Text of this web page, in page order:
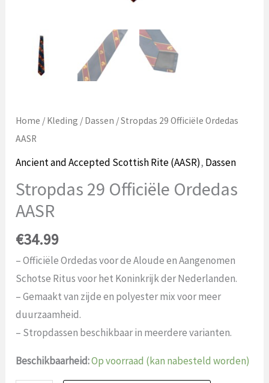
Home / Kleding / Dassen / Stropdas 29 Officiële Ordedas
AASR
Ancient and Accepted Scottish Rite (AASR), Dassen
Stropdas 29 Officiële Ordedas
AASR
€34.99
– Officiële Ordedas voor de Aloude en Aangenomen
Schotse Ritus voor het Koninkrijk der Nederlanden.
– Gemaakt van zijde en polyester mix voor meer
duurzaamheid.
– Stropdassen beschikbaar in meerdere varianten.
Beschikbaarheid:Op voorraad (kan nabesteld worden)